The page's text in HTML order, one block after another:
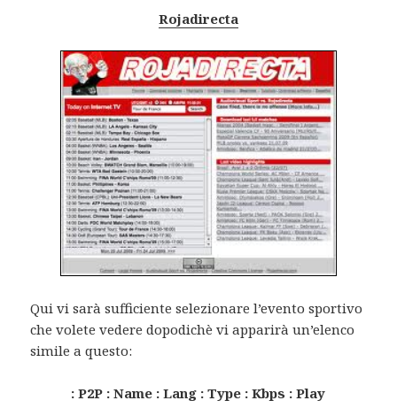
Rojadirecta
Qui vi sarà sufficiente selezionare l’evento sportivo
che volete vedere dopodichè vi apparirà un’elenco
simile a questo:
: P2P : Name : Lang : Type : Kbps : Play